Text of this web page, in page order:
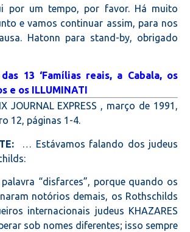
por um tempo, por favor. Há muito
e vamos continuar assim, para nos
Hatonn para stand-by, obrigado
das 13 ‘Famílias reais, a Cabala, os
e os ILLUMINATI
JOURNAL EXPRESS , março de 1991,
12, páginas 1-4.
… Estávamos falando dos judeus
“disfarces”, porque quando os
notórios demais, os Rothschilds
internacionais judeus KHAZARES
sob nomes diferentes; isso sempre